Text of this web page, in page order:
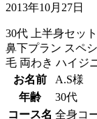
2013年10月27日
30代 上半身セット
鼻下プラン スペ
毛 両わき ハイジ
お名前
A.S様
年齢
30代
コース名 全身コ